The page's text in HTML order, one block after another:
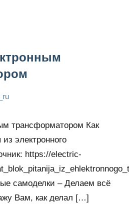
трансформатором Как
электронного
https://electric-
самоделки – Делаем всё
Вам, как делал […]